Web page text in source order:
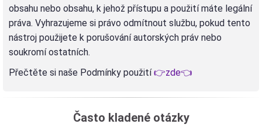
obsahu nebo obsahu, k jehož přístupu a použití máte legální
práva. Vyhrazujeme si právo odmítnout službu, pokud tento
nástroj použijete k porušování autorských práv nebo
soukromí ostatních.
Přečtěte si naše Podmínky použití👉zde👈
Často kladené otázky